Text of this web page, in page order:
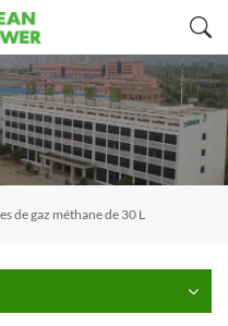
de gaz méthane de 30 L